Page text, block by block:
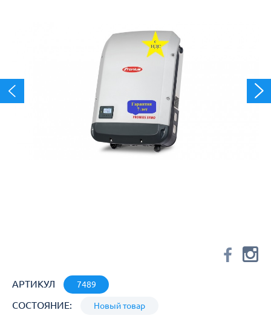
АРТИКУЛ 7489
СОСТОЯНИЕ: Новый товар